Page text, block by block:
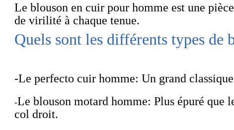
Le blouson en cuir pour homme est une
de virilité à chaque tenue.
Quels sont les différents types de
-Le perfecto cuir homme: Un grand
-Le blouson motard homme: Plus épuré que
col droit.